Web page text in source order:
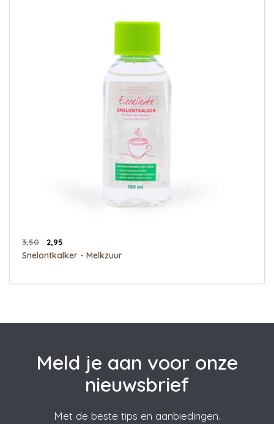
3,50 2,95
Snelontkalker - Melkzuur
Meld je aan voor onze
nieuwsbrief
Met de beste tips en aanbiedingen.